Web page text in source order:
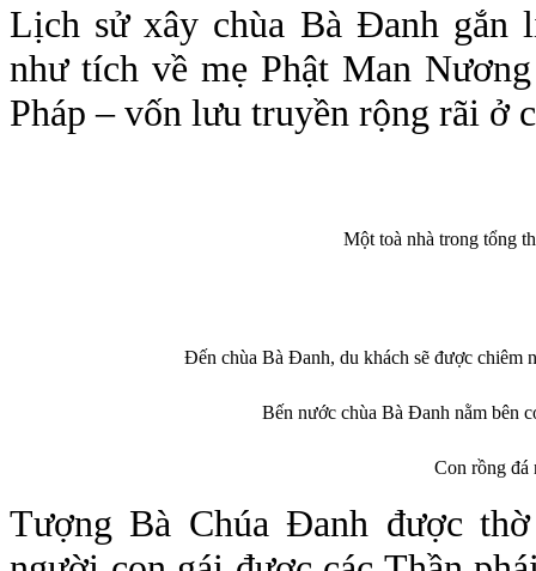
Lịch sử xây chùa Bà Đanh gắn
như tích về mẹ Phật Man
Pháp – vốn lưu truyền rộng rãi ở
Một toà nhà trong tổng
Đến chùa Bà Đanh, du khách sẽ được chiêm
Bến nước chùa Bà Đanh nằm bên
Con rồng đá
Tượng Bà Chúa Đanh được